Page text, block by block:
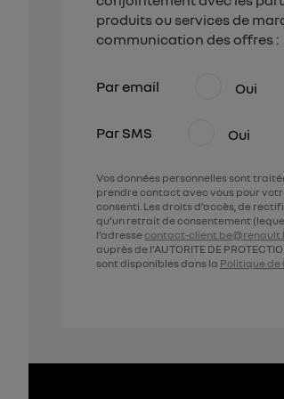
produits ou services de
communication des offres :
Par email Oui
Par SMS Oui
Vos données personnelles sont
prendre contact avec vous pour
consenti. Les droits d’accès, de
qu’un retrait de consentement
l’adresse contact-
auprès de l’AUTORITE DE
sont disponibles dans la Politique